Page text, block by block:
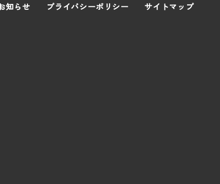
知らせ プライバシーポリシー サイトマップ